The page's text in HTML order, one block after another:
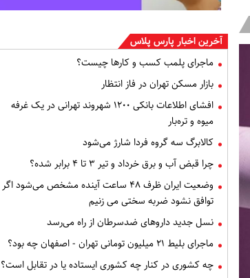
آخرین اخبار پارس پلاس
ماجرای پلمب کسب و کارها چیست؟
بازار مسکن تهران در فاز انتظار
افشای اطلاعات بانکی ۱۲۰۰ شهروند تهرانی در یک غرفه
میوه و تره‌بار
کالابرگ سه گروه فردا شارژ می‌شود
چرا قبض آب و برق خرداد و تیر ۳ تا ۴ برابر شده؟
وضعیت ایران ظرف ۴۸ ساعت آینده مشخص می‌شود اگر
توافق نشود ضربه سختی می زنیم
نسل جدید داروهای ضدسرطان از راه می‌رسد
ماجرای بلیط ۲۱ میلیون تومانی تهران - اصفهان چه بود؟
چه کشوری در کنار چه کشوری ایستاده یا در تقابل است؟